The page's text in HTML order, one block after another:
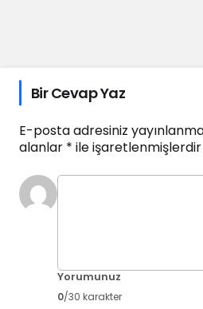
Bir Cevap Yaz
E-posta adresiniz
alanlar * ile işaretlenmişlerdir
Yorumunuz
0/30 karakter